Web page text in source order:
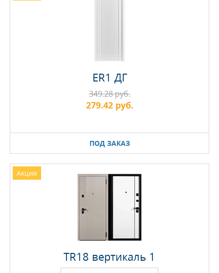
ER1 ДГ
ПОД ЗАКАЗ
349.28 руб.
279.42 руб.
Акция
TR18 вертикаль 1